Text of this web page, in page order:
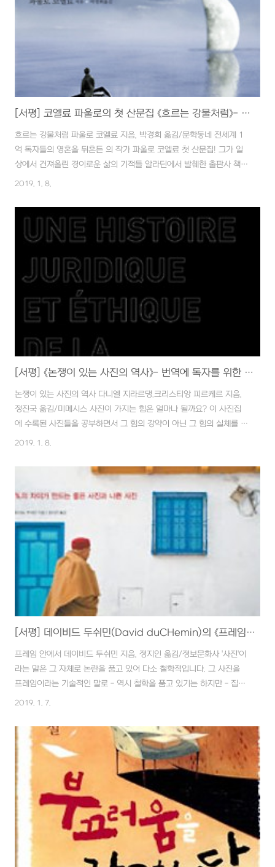
수 있었고 그 후부터는 다소 식상한 명상집같아 집중도가 떨어지기도
[서평] 코엘료 파울로의 첫 산문집 《흐르는 강물처럼》- 코엘료가 쓰고 모은 글집!!
흐르는 강물처럼 파울로 코엘료 지음, 박경희 옮김/문학동네 전세계 1
억 독자들의 영혼을 뒤흔든 의 작가 파울로 코엘료 첫 산문집! 그가 일
상에서 건져올린 경이로운 삶의 기적들 알라딘에서 발췌한 출판사 책
소개의 첫 부분입니다. 공교롭게도 영혼의 뒤흔듦을 경험한 그 1억 명
까요? 그런 유명한 작품을 먼저 읽어야 했나 싶기도 했는데, 작가와 작
품세계에 대한 이해 없이 그저 두서없이 수록된 글은 다소 가볍게 느껴
졌고, 초반에 종교적 성격이 강한 글이 이어질 때는 적잖이 당황스럽기
는 작가인 만큼 공감 가는 글들이 적지 않습니다. 앞서 종교적인 성격이
강하다고 불평하긴 했지만, ..
2019. 1. 8.
[서평] 《논쟁이 있는 사진의 역사》- 번역에 독자를 위한 배려없지만 사진의 힘은 충분히...
논쟁이 있는 사진의 역사 다니엘 지라르댕.크리스티앙 피르케르 지음,
정진국 옮김/미메시스 사진이 가지는 힘은 얼마나 될까요? 이 사진집
에 수록된 사진들을 공부하면서 그 힘의 강약이 아닌 그 힘의 실체를 느
낍니다. 공부라는 표현을 썼는데 제목에도 사용된 '논쟁'과 '역사'라는 단
다. 사진의 발명에 숨은 이야기 - 이폴라트 바야르 - 로 시작하여 초기
'사진이 정말 예술인가?'라는 지금은 진부한 논란과 초상권과 표현의 자
유와의 충돌까지 법정 공방까지 포함한 말 그대로 문제의 사진들을 수
록하고 있습니다. 문제는 조작되었거나 아동 포로노그래피를 연상시키
는 사진과 종교와 시대의 부조리에 대항한 사진도 있습니다. 또 '논쟁'하
면 빠질 수 없는 분야인 ..
2019. 1. 8.
[서평] 데이비드 두쉬민(David duCHemin)의 《프레임 안에서》- 문제는 비전이다!!
프레임 안에서 데이비드 두쉬민 지음, 정지인 옮김/정보문화사 '사진'이
라는 말은 그 자체로 논란을 품고 있어 다소 철학적입니다. 그 사진을
프레임이라는 기술적인 말로 - 역시 철학을 품고 있기는 하지만 - 집중
하면 이야기의 범주는 그만큼 줄어듭니다. 좋고 나쁨의 이분법적인 논
다면 좋은 사진과 나쁜 사진은 무엇인지 어떻게 하면 많은 사람의 시선
을 사로잡는 이미지를 만들 수 있는지 고민은 당연합니다. 개인전과 같
은 다소 큰 뜻을 품고 공개하는 사진은 물론이고 블로그를 통해 소소하
게 올리는 사진일지라도 그 기저에는 남들에게 인정받고 싶은 마음이
깔려 있습니다. 때문에 아마추어 '진지한 사진가'들은 적잖게 슬럼프를
겪게 되는 것도 흔한 일입니다...
2019. 1. 7.